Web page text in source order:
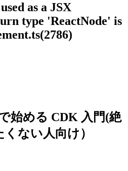
as a JSX
type 'ReactNode' is
始める CDK 入門(絶
ない人向け）